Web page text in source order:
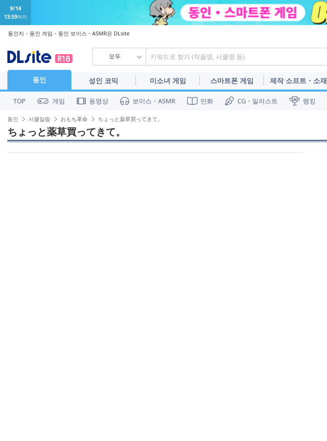
9/14
13:59까지
동인지・동인 게임・동인 보이스・ASMR은 DLsite
모두
동인 성인 코믹 미소녀 게임 스마트폰 게임 제작 소프트・소재
TOP 게임 동영상 보이스・ASMR 만화 CG・일러스트 랭킹
동인 서클일람 おもち革命 ちょっと薬草買ってきて。
ちょっと薬草買ってきて。